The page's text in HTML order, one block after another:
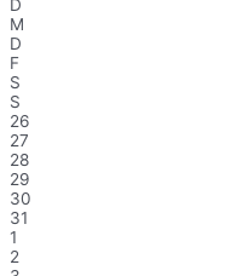
D
M
D
F
S
S
26
27
28
29
30
31
1
2